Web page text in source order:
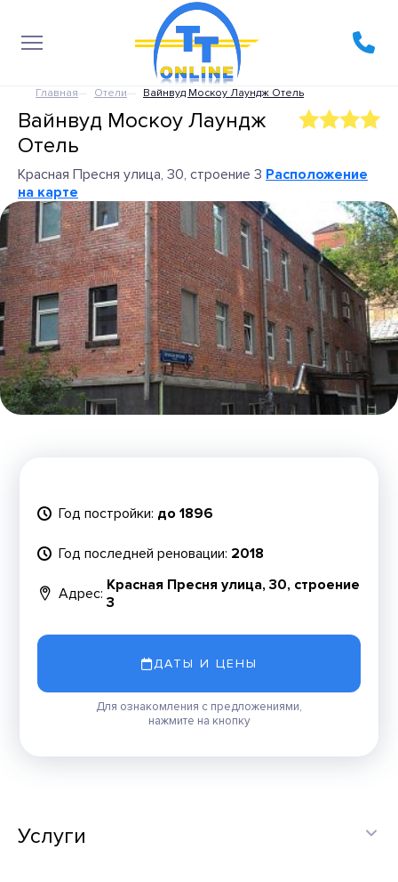
Главная Отели Вайнвуд Москоу Лаундж Отель
Вайнвуд Москоу Лаундж
Отель
Красная Пресня улица, 30, строение 3 Расположение
на карте
Год постройки: до 1896
Год последней реновации: 2018
Адрес: Красная Пресня улица, 30, строение
3
ДАТЫ И ЦЕНЫ
Для ознакомления с предложениями,
нажмите на кнопку
Услуги